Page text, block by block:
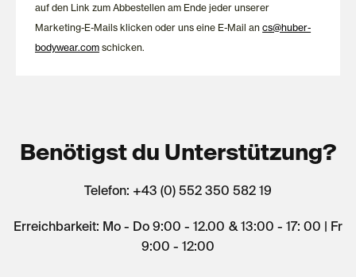
auf den Link zum Abbestellen am Ende jeder unserer
Marketing-E-Mails klicken oder uns eine E-Mail ancs@huber-
bodywear.com schicken.
Benötigst du Unterstützung?
Telefon: +43 (0) 552 350 582 19
Erreichbarkeit: Mo - Do 9:00 - 12.00 & 13:00 - 17: 00 | Fr
9:00 - 12:00